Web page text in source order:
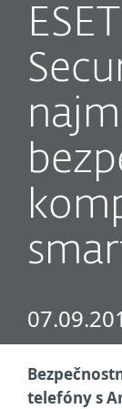
telefóny s